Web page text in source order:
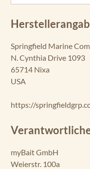
Springfield Marine
N. Cynthia Drive 1093
65714 Nixa
USA
https://
myBait GmbH
Weierstr. 100a